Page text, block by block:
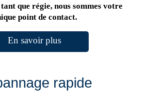
que régie, nous sommes votre
point de contact.
En savoir plus
rapide